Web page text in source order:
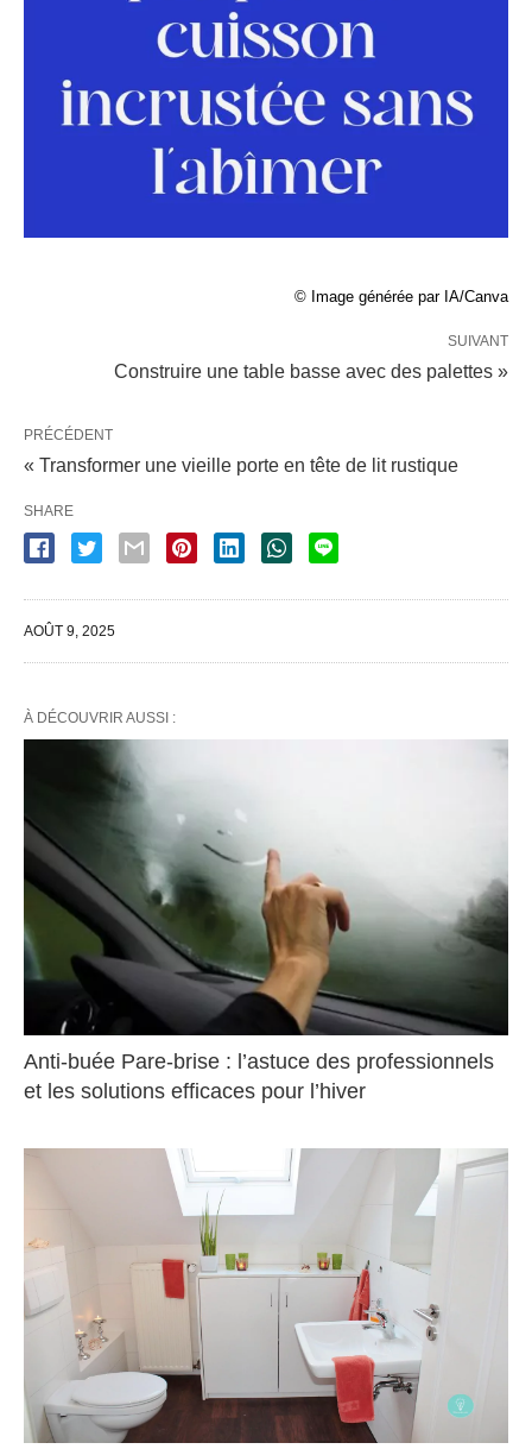
© Image générée par IA/Canva
SUIVANT
Construire une table basse avec des palettes »
PRÉCÉDENT
« Transformer une vieille porte en tête de lit rustique
SHARE
AOÛT 9, 2025
À DÉCOUVRIR AUSSI :
Anti-buée Pare-brise : l’astuce des professionnels
et les solutions efficaces pour l’hiver